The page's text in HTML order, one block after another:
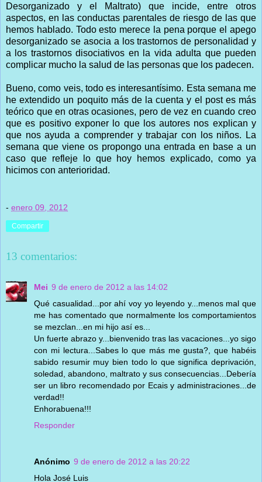
Desorganizado y el Maltrato) que incide, entre otros
aspectos, en las conductas parentales de riesgo de las que
hemos hablado. Todo esto merece la pena porque el apego
desorganizado se asocia a los trastornos de personalidad y
a los trastornos disociativos en la vida adulta que pueden
complicar mucho la salud de las personas que los padecen.
Bueno, como veis, todo es interesantísimo. Esta semana me
he extendido un poquito más de la cuenta y el post es más
teórico que en otras ocasiones, pero de vez en cuando creo
que es positivo exponer lo que los autores nos explican y
que nos ayuda a comprender y trabajar con los niños. La
semana que viene os propongo una entrada en base a un
caso que refleje lo que hoy hemos explicado, como ya
hicimos con anterioridad.
- enero 09, 2012
Compartir
13 comentarios:
Mei 9 de enero de 2012 a las 14:02
Qué casualidad...por ahí voy yo leyendo y...menos mal que
me has comentado que normalmente los comportamientos
se mezclan...en mi hijo así es...
Un fuerte abrazo y...bienvenido tras las vacaciones...yo sigo
con mi lectura...Sabes lo que más me gusta?, que habéis
sabido resumir muy bien todo lo que significa deprivación,
soledad, abandono, maltrato y sus consecuencias...Debería
ser un libro recomendado por Ecais y administraciones...de
verdad!!
Enhorabuena!!!
Responder
Anónimo 9 de enero de 2012 a las 20:22
Hola José Luis